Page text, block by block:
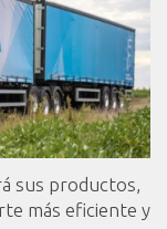
sus productos,
más eficiente y